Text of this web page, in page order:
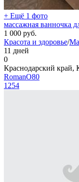
+ Ещё 1 фото
массажная ванночка
1 000 руб.
Красота и здоровье/
11 дней
0
Краснодарский край,
RomanO80
1254